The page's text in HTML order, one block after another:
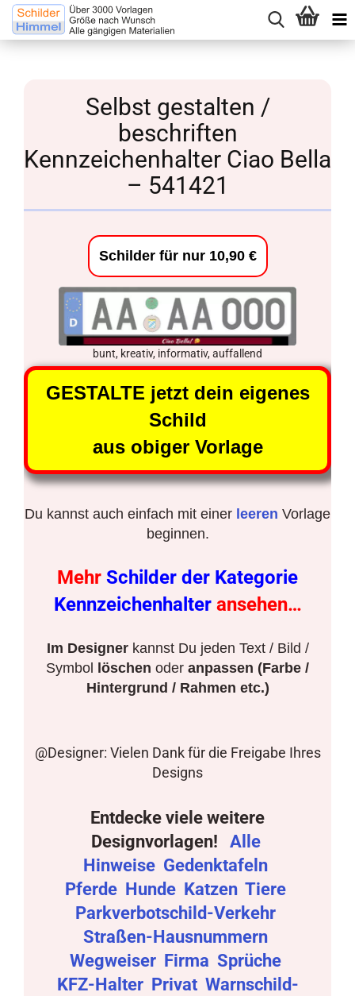
Selbst gestalten /
beschriften
Kennzeichenhalter Ciao Bella
– 541421
Schilder für nur 10,90 €
bunt, kreativ, informativ, auffallend
GESTALTE jetzt dein eigenes
Schild
aus obiger Vorlage
Du kannst auch einfach mit einer leeren Vorlage
beginnen.
Mehr Schilder der Kategorie
Kennzeichenhalter ansehen…
Im Designerkannst Du jeden Text / Bild /
Symbol
löschen oder anpassen (Farbe /
Hintergrund / Rahmen etc.)
@Designer: Vielen Dank für die Freigabe Ihres
Designs
Entdecke viele weitere
Designvorlagen!
Alle
Hinweise Gedenktafeln
Pferde Hunde Katzen Tiere
Parkverbotschild-Verkehr
Straßen-Hausnummern
Wegweiser Firma Sprüche
KFZ-Halter Privat Warnschild-